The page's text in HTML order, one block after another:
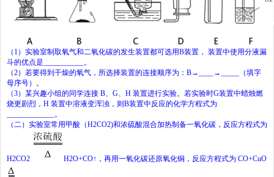
（ 1 ）实验室制取氧气和二氧化碳的发生装置都可选用B装置， 装置中使用分液漏
斗的优点是
。
（2）若要得到干燥的氧气，所选择装置的连接顺序为： B→ →
（填字
母序号）。
（3）某兴趣小组的同学连接 B G H 装置进行实验。若实验时G装置中蜡烛燃
烧更剧烈， H 装置中溶液变浑浊，则B装置中反应的化学方程式为
。
（二）实验室常用甲酸（H2CO2)和浓硫酸混合加热制备一氧化碳，反应方程式为
H2CO2 H2O+CO↑ ，再用一氧化碳还原氧化铜，反应方程式为 CO+CuO